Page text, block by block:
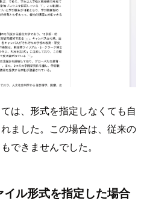
は、形式を指定しなくても自
ました。この場合は、従来の
できませんでした。
ル形式を指定した場合